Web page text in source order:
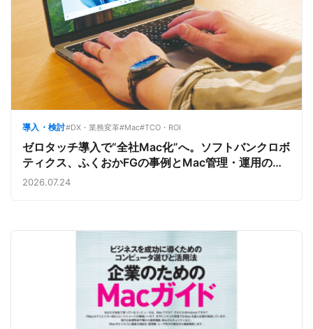
導入・検討#DX・業務変革#Mac#TCO・ROI
ゼロタッチ導入で“全社Mac化”へ。ソフトバンクロボ
ティクス、ふくおかFGの事例とMac管理・運用の強
み【今週のAppleビジネストレンド】
2026.07.24